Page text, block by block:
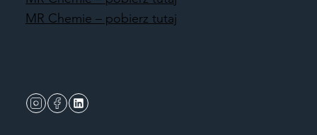
MR Chemie – pobierz tutaj